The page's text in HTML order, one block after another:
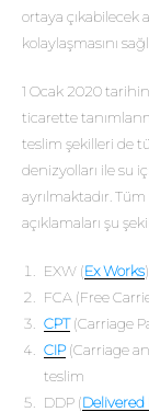
ortaya çıkabilecek
kolaylaşmasını
1 Ocak 2020
ticarette
teslim şekilleri de
denizyolları ile su
ayrılmaktadır.
açıklamaları şu
EXW (Ex Works
FCA (Free
CPT(Carriage
CIP(Carriage
teslim
DDP (